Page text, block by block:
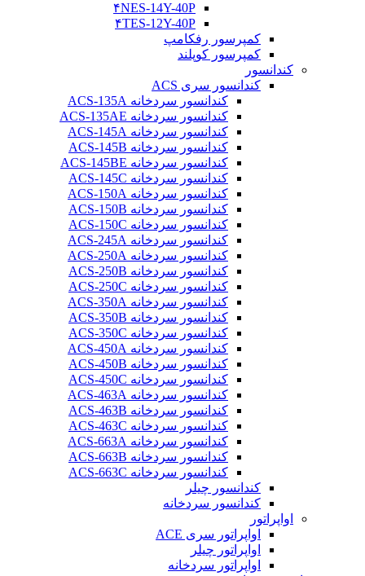
۴NES-14Y-40P
۴TES-12Y-40P
کمپرسور رفکامپ
کمپرسور کوپلند
کندانسور
کندانسور سری ACS
کندانسور سردخانه ACS-135A
کندانسور سردخانه ACS-135AE
کندانسور سردخانه ACS-145A
کندانسور سردخانه ACS-145B
کندانسور سردخانه ACS-145BE
کندانسور سردخانه ACS-145C
کندانسور سردخانه ACS-150A
کندانسور سردخانه ACS-150B
کندانسور سردخانه ACS-150C
کندانسور سردخانه ACS-245A
کندانسور سردخانه ACS-250A
کندانسور سردخانه ACS-250B
کندانسور سردخانه ACS-250C
کندانسور سردخانه ACS-350A
کندانسور سردخانه ACS-350B
کندانسور سردخانه ACS-350C
کندانسور سردخانه ACS-450A
کندانسور سردخانه ACS-450B
کندانسور سردخانه ACS-450C
کندانسور سردخانه ACS-463A
کندانسور سردخانه ACS-463B
کندانسور سردخانه ACS-463C
کندانسور سردخانه ACS-663A
کندانسور سردخانه ACS-663B
کندانسور سردخانه ACS-663C
کندانسور چیلر
کندانسور سردخانه
اواپراتور
اواپراتور سری ACE
اواپراتور چیلر
اواپراتور سردخانه